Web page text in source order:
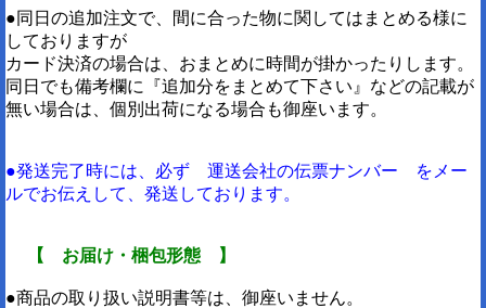
●同日の追加注文で、間に合った物に関してはまとめる様に
しておりますが
カード決済の場合は、おまとめに時間が掛かったりします。
同日でも備考欄に『追加分をまとめて下さい』などの記載が
無い場合は、個別出荷になる場合も御座います。
●発送完了時には、必ず 運送会社の伝票ナンバー をメー
ルでお伝えして、発送しております。
【 お届け・梱包形態 】
●商品の取り扱い説明書等は、御座いません。